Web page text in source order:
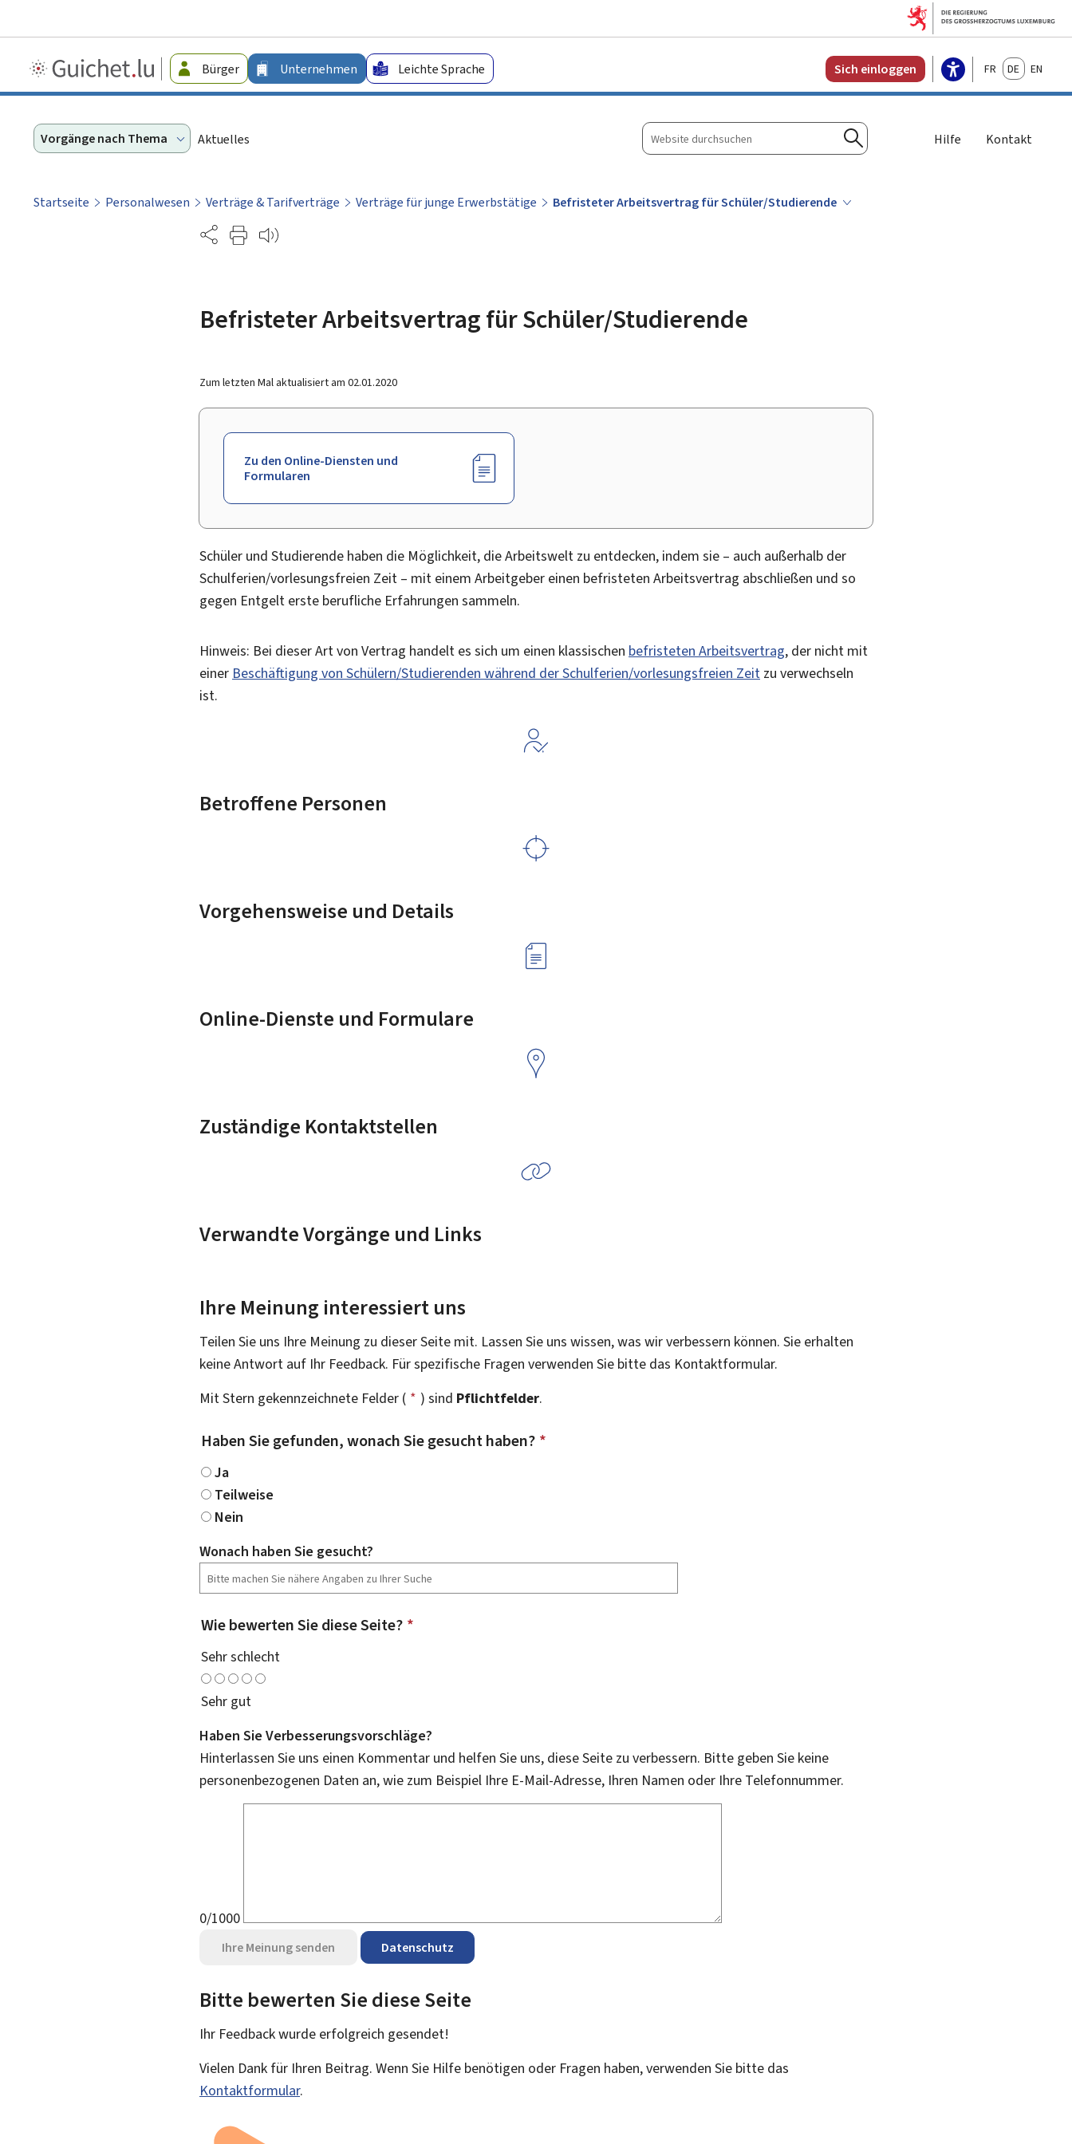
Guichet.lu
-
Bürger Unternehmen Leichte Sprache Sich einloggen FrançaisDeutschEnglish
Vorgänge nach Thema Aktuelles
Website
durchsuchen
Suchen
Hilfe Kontakt
Startseite Personalwesen Verträge & Tarifverträge Verträge für junge Erwerbstätige
Befristeter Arbeitsvertrag für Schüler/Studierende
Partage
Befristeter Arbeitsvertrag für Schüler/Studierende
Zum letzten Mal aktualisiert am 02.01.2020
Zu den Online-Diensten und
Formularen
Schüler und Studierende haben die Möglichkeit, die Arbeitswelt zu entdecken, indem sie – auch außerhalb der
Schulferien/vorlesungsfreien Zeit – mit einem Arbeitgeber einen befristeten Arbeitsvertrag abschließen und so
gegen Entgelt erste berufliche Erfahrungen sammeln.
Hinweis: Bei dieser Art von Vertrag handelt es sich um einen klassischen befristeten Arbeitsvertrag, der nicht mit
einer Beschäftigung von Schülern/Studierenden während der Schulferien/vorlesungsfreien Zeit zu verwechseln
ist.
Betroffene Personen
Vorgehensweise und Details
Online-Dienste und Formulare
Zuständige Kontaktstellen
Verwandte Vorgänge und Links
Ihre Meinung interessiert uns
Teilen Sie uns Ihre Meinung zu dieser Seite mit. Lassen Sie uns wissen, was wir verbessern können. Sie erhalten
keine Antwort auf Ihr Feedback. Für spezifische Fragen verwenden Sie bitte das Kontaktformular.
Mit Stern gekennzeichnete Felder ( * ) sind Pflichtfelder.
Haben Sie gefunden, wonach Sie gesucht haben? *
Ja
Teilweise
Nein
Wonach haben Sie gesucht?
Wie bewerten Sie diese Seite? *
Sehr schlecht
Sehr gut
Haben Sie Verbesserungsvorschläge?
Hinterlassen Sie uns einen Kommentar und helfen Sie uns, diese Seite zu verbessern. Bitte geben Sie keine
personenbezogenen Daten an, wie zum Beispiel Ihre E-Mail-Adresse, Ihren Namen oder Ihre Telefonnummer.
0/1000
Ihre Meinung senden Datenschutz
Bitte bewerten Sie diese Seite
Ihr Feedback wurde erfolgreich gesendet!
Vielen Dank für Ihren Beitrag. Wenn Sie Hilfe benötigen oder Fragen haben, verwenden Sie bitte das
Kontaktformular.